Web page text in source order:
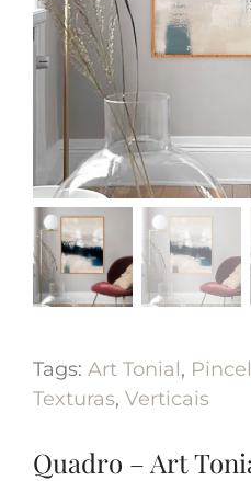
Tags: Art Tonial,
Texturas, Verticais
Quadro – Art